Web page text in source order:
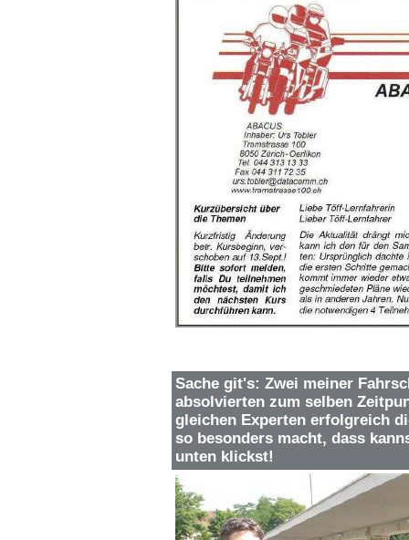
Sache git's: Zwei meiner
absolvierten zum selben
gleichen Experten erfolgreich
so besonders macht, dass
unten klickst!